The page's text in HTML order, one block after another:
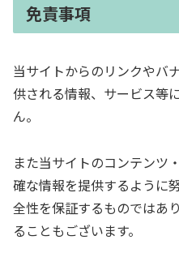
免責事項
当サイトからのリンクやバ
供される情報、サービス等
ん。
また当サイトのコンテンツ
確な情報を提供するように
全性を保証するものではあ
ることもございます。